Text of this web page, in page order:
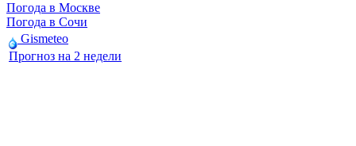
Погода в Москве
Погода в Сочи
Gismeteo
Прогноз на 2 недели